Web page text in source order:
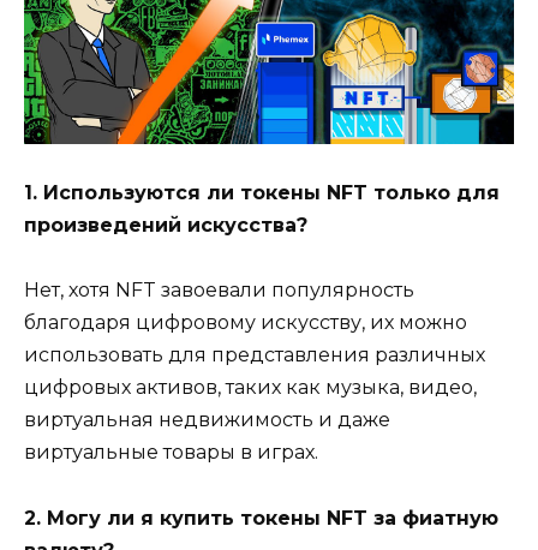
1. Используются ли токены NFT только для
произведений искусства?
Нет, хотя NFT завоевали популярность
благодаря цифровому искусству, их можно
использовать для представления различных
цифровых активов, таких как музыка, видео,
виртуальная недвижимость и даже
виртуальные товары в играх.
2. Могу ли я купить токены NFT за фиатную